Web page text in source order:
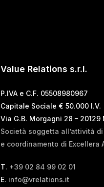
Value Relations s.r.l.
P.IVA e C.F. 05508980967
Capitale Sociale € 50.000 I.V.
Via G.B. Morgagni 28 – 20129
Società soggetta all’attività
e coordinamento di Excellera
T. +39 02 84 99 02 01
E. info@vrelations.it